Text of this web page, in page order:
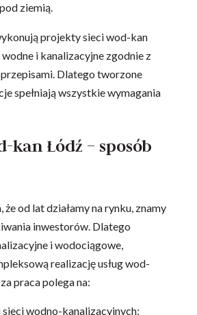
ziemią.
projekty sieci wod-kan
i kanalizacyjne zgodnie z
Dlatego tworzone
spełniają wszystkie wymagania
kan Łódź – sposób
od lat działamy na rynku, znamy
inwestorów. Dlatego
i wodociągowe,
realizację usług wod-
praca polega na:
wodno-kanalizacyjnych;